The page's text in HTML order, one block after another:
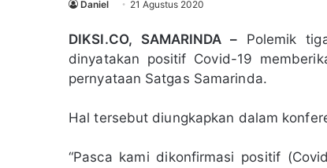
Daniel 21 Agustus 2020
DIKSI.CO, SAMARINDA – Polemik
dinyatakan positif Covid-19
pernyataan Satgas Samarinda.
Hal tersebut diungkapkan dalam
“Pasca kami dikonfirmasi positif